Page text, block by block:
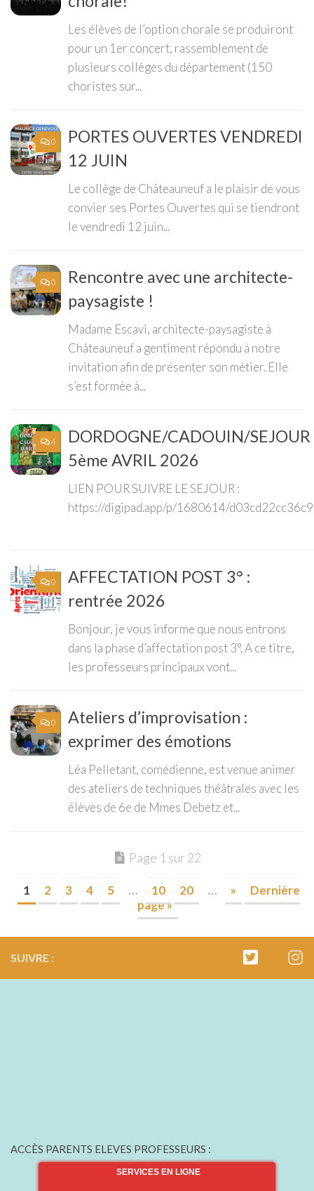
Les élèves de l’option chorale se produiront
pour un 1er concert, rassemblement de
plusieurs collèges du département (150
choristes sur...
0
PORTES OUVERTES VENDREDI
12 JUIN
Le collège de Châteauneuf a le plaisir de vous
convier ses Portes Ouvertes qui se tiendront
le vendredi 12 juin...
0
Rencontre avec une architecte-
paysagiste !
Madame Escavi, architecte-paysagiste à
Châteauneuf a gentiment répondu à notre
invitation afin de présenter son métier. Elle
s’est formée à...
4
DORDOGNE/CADOUIN/SEJOUR
5ème AVRIL 2026
LIEN POUR SUIVRE LE SEJOUR :
https://digipad.app/p/1680614/
0
AFFECTATION POST 3° :
rentrée 2026
Bonjour, je vous informe que nous entrons
dans la phase d’affectation post 3°. A ce titre,
les professeurs principaux vont...
0
Ateliers d’improvisation :
exprimer des émotions
Léa Pelletant, comédienne, est venue animer
des ateliers de techniques théâtrales avec les
élèves de 6e de Mmes Debetz et...
Page 1 sur 22
1 2 3 4 5 … 10 20 … »
Dernière
page »
SUIVRE :
ACCÈS PARENTS ELEVES PROFESSEURS :
SERVICES EN LIGNE